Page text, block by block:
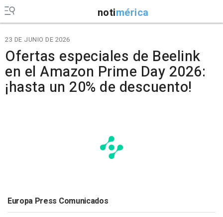
notimérica
23 DE JUNIO DE 2026
Ofertas especiales de Beelink
en el Amazon Prime Day 2026:
¡hasta un 20% de descuento!
Europa Press Comunicados